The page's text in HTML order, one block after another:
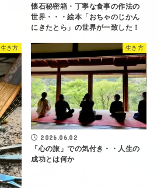
懐石秘密箱・丁寧な食事の作法の
世界・・・絵本「おちゃのじかん
にきたとら」の世界が一致した！
生き方 生き方
2026.06.02
「心の旅」での気付き・・人生の
成功とは何か